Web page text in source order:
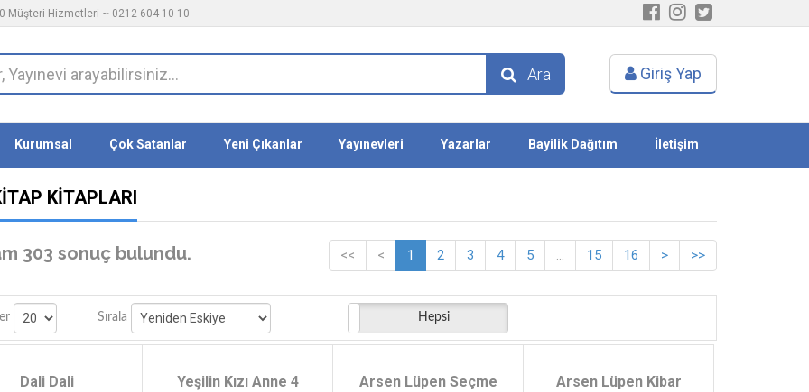
Müşteri Hizmetleri ~ 0212 604 10 10
Ara Giriş Yap
Kurumsal Çok Satanlar Yeni Çıkanlar Yayınevleri Yazarlar Bayilik Dağıtım İletişim
KITAPLARI
303 sonuç bulundu. << < 1 2 3 4 5 ... 15 16 > >>
Sırala Stoktakiler Hepsi
Dali Dali
Yeşilin Kızı Anne 4
Arsen Lüpen Seçme
Arsen Lüpen Kibar